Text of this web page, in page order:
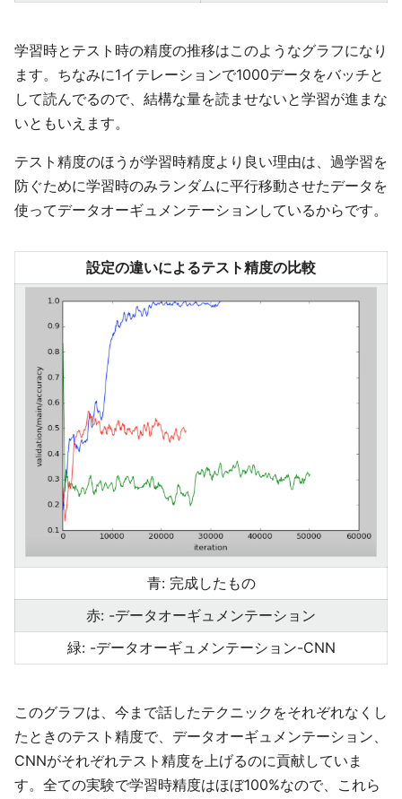
学習時とテスト時の精度の推移はこのようなグラフになり
ます。ちなみに1イテレーションで1000データをバッチと
して読んでるので、結構な量を読ませないと学習が進まな
いともいえます。
テスト精度のほうが学習時精度より良い理由は、過学習を
防ぐために学習時のみランダムに平行移動させたデータを
使ってデータオーギュメンテーションしているからです。
設定の違いによるテスト精度の比較
青: 完成したもの
赤: -データオーギュメンテーション
緑: -データオーギュメンテーション-CNN
このグラフは、今まで話したテクニックをそれぞれなくし
たときのテスト精度で、データオーギュメンテーション、
CNNがそれぞれテスト精度を上げるのに貢献していま
す。全ての実験で学習時精度はほぼ100%なので、これら